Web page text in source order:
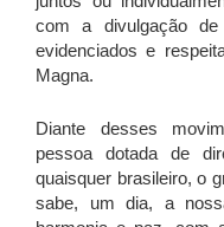
com a divulgação
evidenciados e
Magna.
Diante desses
pessoa dotada de
quaisquer brasileiro, o
sabe, um dia, a